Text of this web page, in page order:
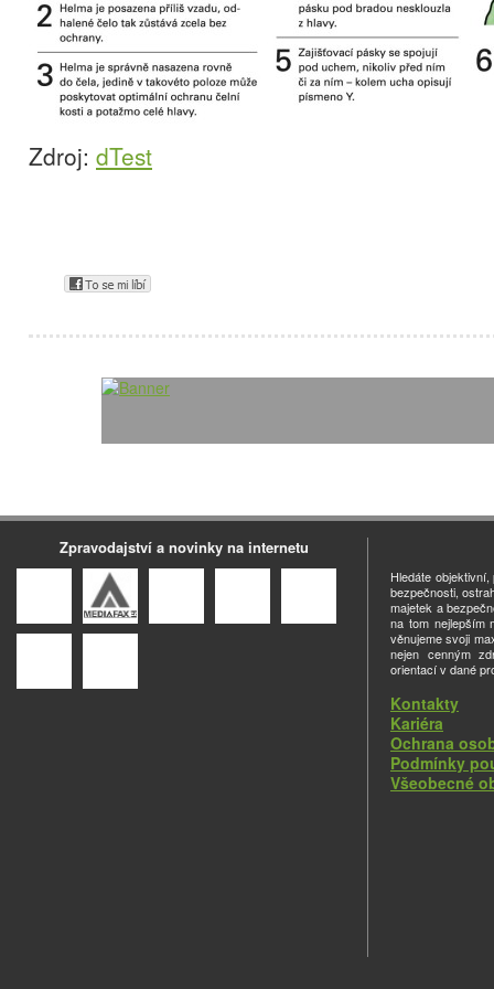
Zdroj: dTest
Zpravodajství a novinky na internetu
Hledáte
bezpečnosti,
majetek a
na tom nejlepším
věnujeme svoji
nejen cenným
orientací v dané
Kontakty
Kariéra
Ochrana
Podmínky
Všeobecné